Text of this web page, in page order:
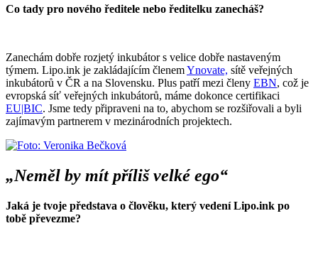
Co tady pro nového ředitele nebo ředitelku zanecháš?
Zanechám dobře rozjetý inkubátor s velice dobře nastaveným
týmem. Lipo.ink je zakládajícím členemYnovate, sítě veřejných
inkubátorů v ČR a na Slovensku. Plus patří mezi členy EBN, což je
evropská síť veřejných inkubátorů, máme dokonce certifikaci
EU|BIC. Jsme tedy připraveni na to, abychom se rozšiřovali a byli
zajímavým partnerem v mezinárodních projektech.
„Neměl by mít příliš velké ego“
Jaká je tvoje představa o člověku, který vedení Lipo.ink po
tobě převezme?